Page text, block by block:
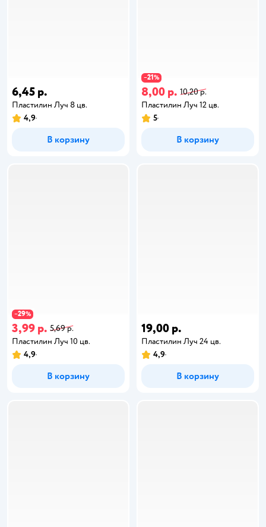
6,45 р.
Пластилин Луч 8 цв.
4,9
В корзину
−21%
8,00 р. 10,20 р.
Пластилин Луч 12 цв.
5
В корзину
−29%
3,99 р. 5,69 р.
Пластилин Луч 10 цв.
4,9
В корзину
19,00 р.
Пластилин Луч 24 цв.
4,9
В корзину